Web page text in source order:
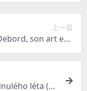
上一篇
son art et s
léta (19